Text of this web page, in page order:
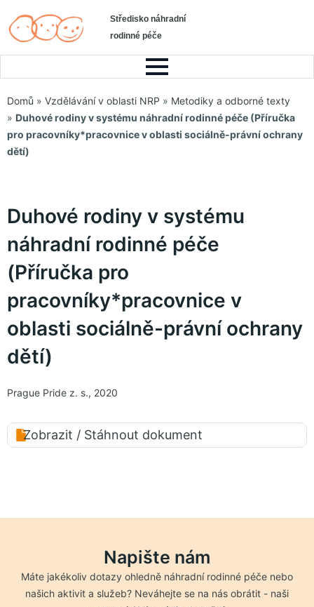
Středisko náhradní
rodinné péče
Domů » Vzdělávání v oblasti NRP » Metodiky a odborné texty
» Duhové rodiny v systému náhradní rodinné péče (Příručka
pro pracovníky*pracovnice v oblasti sociálně-právní ochrany
dětí)
Duhové rodiny v systému
náhradní rodinné péče
(Příručka pro
pracovníky*pracovnice v
oblasti sociálně-právní ochrany
dětí)
Prague Pride z. s., 2020
Zobrazit / Stáhnout dokument
Napište nám
Máte jakékoliv dotazy ohledně náhradní rodinné péče nebo
našich aktivit a služeb? Neváhejte se na nás obrátit - naši